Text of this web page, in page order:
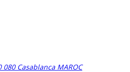
Casablanca MAROC